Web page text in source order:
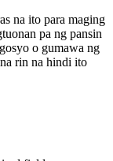
na ito para maging
pa ng pansin
o gumawa ng
rin na hindi ito